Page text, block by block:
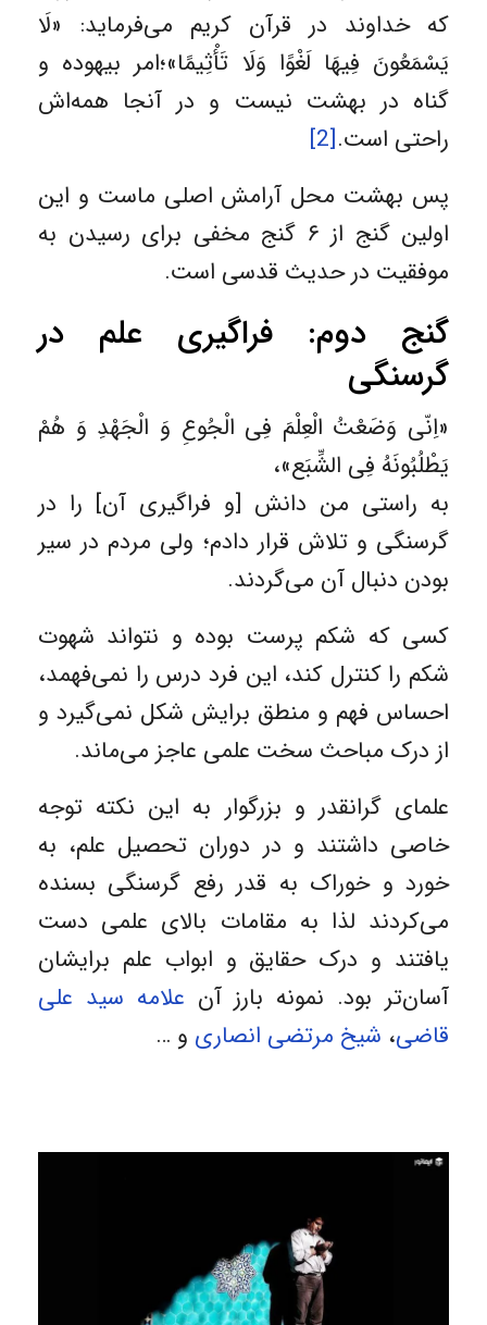
که خداوند در قرآن کریم می‌فرماید: «لَا
يَسْمَعُونَ فِيهَا لَغْوًا وَلَا تَأْثِيمًا»؛امر بیهوده و
گناه در بهشت نیست و در آنجا همه‌اش
راحتی است.[2]
پس بهشت محل آرامش اصلی ماست و این
اولین گنج از ۶ گنج مخفی برای رسیدن به
موفقیت در حدیث قدسی است.
گنج دوم: فراگیری علم در
گرسنگی
«اِنّی وَضَعْتُ الْعِلْمَ فِی الْجُوعِ وَ الْجَهْدِ وَ هُمْ
یَطْلُبُونَهُ فِی الشِّبَع»،
به راستی من دانش [و فراگیری آن] را در
گرسنگی و تلاش قرار دادم؛ ولی مردم در سیر‌
بودن دنبال آن می‌گردند.
کسی که شکم پرست بوده و نتواند شهوت
شکم را کنترل کند، این فرد درس را نمی‌فهمد،
احساس فهم و منطق برایش شکل نمی‌گیرد و
از درک مباحث سخت علمی عاجز می‌ماند.
علمای گرانقدر و بزرگوار به این نکته توجه
خاصی داشتند و در دوران تحصیل علم، به
خورد و خوراک به قدر رفع گرسنگی بسنده
می‌کردند لذا به مقامات بالای علمی دست
یافتند و درک حقایق و ابواب علم برایشان
آسان‌تر بود. نمونه بارز آن علامه سید علی
قاضی، شیخ مرتضی انصاری و …